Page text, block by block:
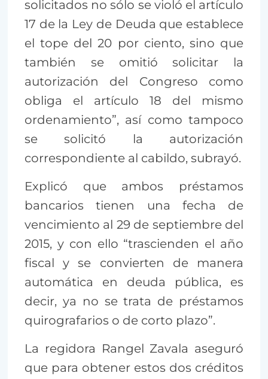
solicitados no sólo se violó el artículo
17 de la Ley de Deuda que establece
el tope del 20 por ciento, sino que
también se omitió solicitar la
autorización del Congreso como
obliga el artículo 18 del mismo
ordenamiento”, así como tampoco
se solicitó la autorización
correspondiente al cabildo, subrayó.
Explicó que ambos préstamos
bancarios tienen una fecha de
vencimiento al 29 de septiembre del
2015, y con ello “trascienden el año
fiscal y se convierten de manera
automática en deuda pública, es
decir, ya no se trata de préstamos
quirografarios o de corto plazo”.
La regidora Rangel Zavala aseguró
que para obtener estos dos créditos